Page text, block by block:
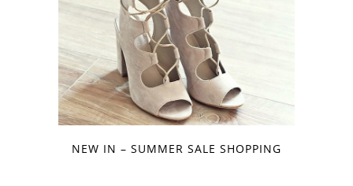
NEW IN – SUMMER SALE SHOPPING